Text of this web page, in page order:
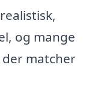
og mange
matcher